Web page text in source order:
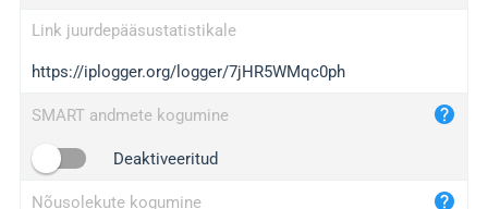
bc.ax
iplogger.com
maper.info
2no.co
Link juurdepääsustatistikale
https://iplogger.org/logger/7jHR5WMqc0ph
SMART andmete kogumine
Deaktiveeritud
Nõusolekute kogumine